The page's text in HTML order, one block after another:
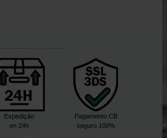
Expedição
en 24h
Pagamento CB
seguro 100%